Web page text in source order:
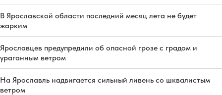
В Ярославской области последний месяц лета не будет
жарким
Ярославцев предупредили об опасной грозе с градом и
ураганным ветром
На Ярославль надвигается сильный ливень со шквалистым
ветром